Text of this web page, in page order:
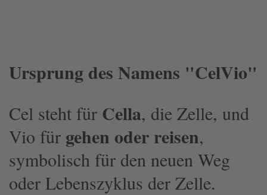
Ursprung des Namens "CelVio"
Cel steht für Cella, die Zelle, und
Vio für gehen oder reisen,
symbolisch für den neuen Weg
oder Lebenszyklus der Zelle.